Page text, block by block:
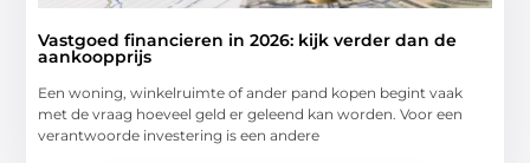
Vastgoed financieren in 2026: kijk verder dan de
aankoopprijs
Een woning, winkelruimte of ander pand kopen begint vaak
met de vraag hoeveel geld er geleend kan worden. Voor een
verantwoorde investering is een andere